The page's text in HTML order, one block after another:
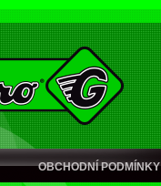
OBCHODNÍ PODMÍNKY